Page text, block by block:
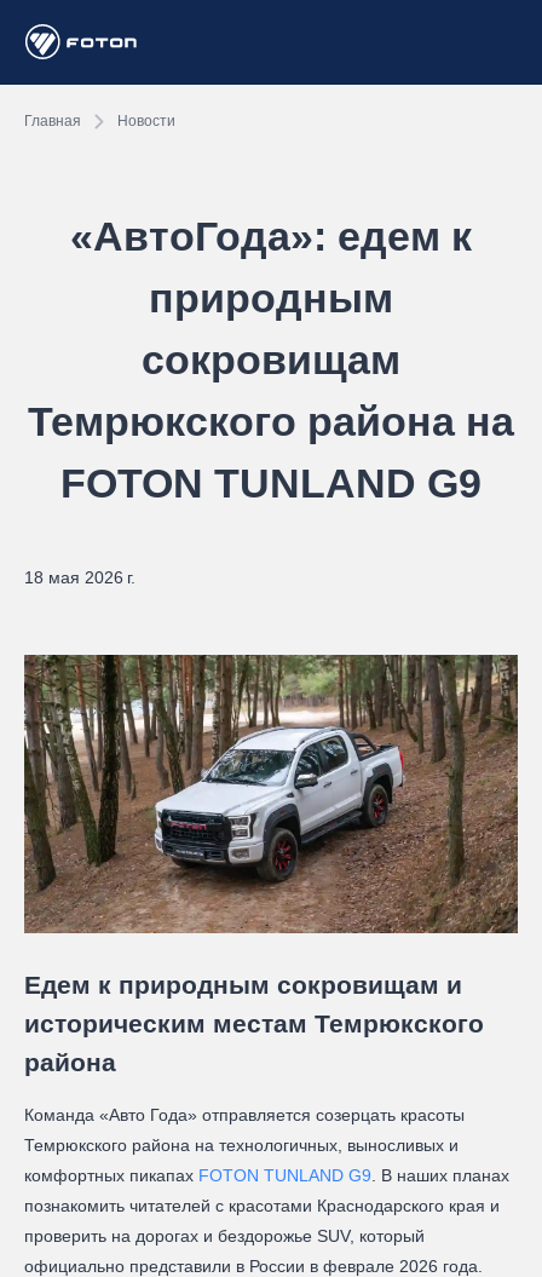
Главная Новости
«АвтоГода»: едем к
природным
сокровищам
Темрюкского района на
FOTON TUNLAND G9
18 мая 2026 г.
Едем к природным сокровищам и
историческим местам Темрюкского
района
Команда «Авто Года» отправляется созерцать красоты
Темрюкского района на технологичных, выносливых и
комфортных пикапах FOTON TUNLAND G9 . В наших планах
познакомить читателей с красотами Краснодарского края и
проверить на дорогах и бездорожье SUV, который
официально представили в России в феврале 2026 года.